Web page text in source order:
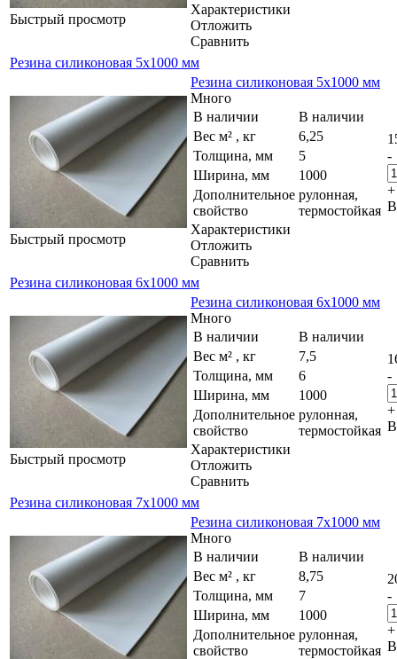
Быстрый просмотр
Характеристики
Отложить
Сравнить
Резина силиконовая 5х1000 мм
Быстрый просмотр
Резина силиконовая 5х1000 мм
Много
В наличии
В наличии
Вес м² , кг
6,25
Толщина, мм
5
Ширина, мм
1000
Дополнительное
свойство
рулонная,
термостойкая
Характеристики
Отложить
Сравнить
-
+
В
Резина силиконовая 6х1000 мм
Быстрый просмотр
Резина силиконовая 6х1000 мм
Много
В наличии
В наличии
Вес м² , кг
7,5
Толщина, мм
6
Ширина, мм
1000
Дополнительное
свойство
рулонная,
термостойкая
Характеристики
Отложить
Сравнить
-
+
В
Резина силиконовая 7х1000 мм
Резина силиконовая 7х1000 мм
Много
В наличии
В наличии
Вес м² , кг
8,75
Толщина, мм
7
Ширина, мм
1000
Дополнительное
свойство
рулонная,
термостойкая
-
+
В